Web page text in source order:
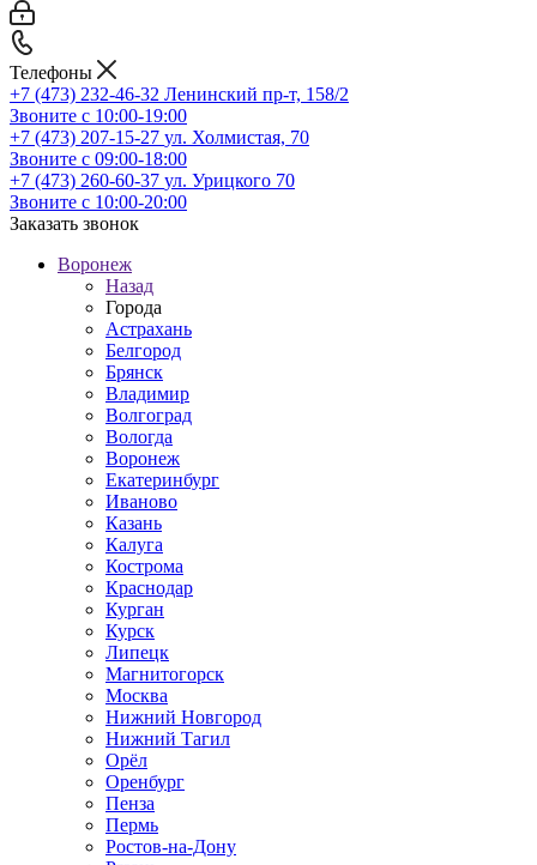
Телефоны
+7 (473) 232-46-32 Ленинский пр-т, 158/2
Звоните с 10:00-19:00
+7 (473) 207-15-27 ул. Холмистая, 70
Звоните с 09:00-18:00
+7 (473) 260-60-37 ул. Урицкого 70
Звоните с 10:00-20:00
Заказать звонок
Воронеж
Назад
Города
Астрахань
Белгород
Брянск
Владимир
Волгоград
Вологда
Воронеж
Екатеринбург
Иваново
Казань
Калуга
Кострома
Краснодар
Курган
Курск
Липецк
Магнитогорск
Москва
Нижний Новгород
Нижний Тагил
Орёл
Оренбург
Пенза
Пермь
Ростов‑на‑Дону